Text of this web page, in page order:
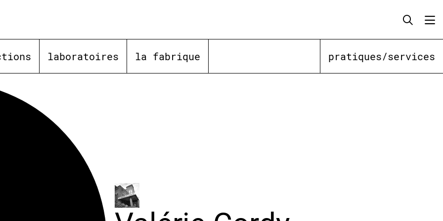
laboratoires la fabrique pratiques/services